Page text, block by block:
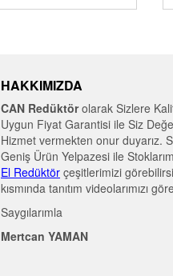
HAKKIMIZDA
CAN Redüktörolarak Sizlere
Uygun Fiyat Garantisi ile Siz
Hizmet vermekten onur duyarız.
Geniş Ürün Yelpazesi ile
El Redüktör çeşitlerimizi
kısmında tanıtım videolarımızı
Saygılarımla
Mertcan YAMAN